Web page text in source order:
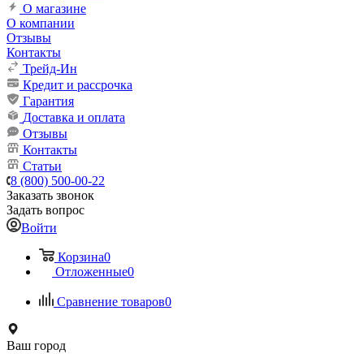
О магазине
О компании
Отзывы
Контакты
Трейд-Ин
Кредит и рассрочка
Гарантия
Доставка и оплата
Отзывы
Контакты
Статьи
8 (800) 500-00-22
Заказать звонок
Задать вопрос
Войти
Корзина0
Отложенные0
Сравнение товаров0
Ваш город